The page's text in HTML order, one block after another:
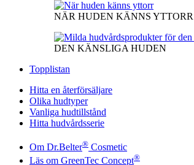
NÄR HUDEN KÄNNS YTTORR
DEN KÄNSLIGA HUDEN
Topplistan
Hitta en återförsäljare
Olika hudtyper
Vanliga hudtillstånd
Hitta hudvårdsserie
Om Dr.Belter® Cosmetic
Läs om GreenTec Concept®